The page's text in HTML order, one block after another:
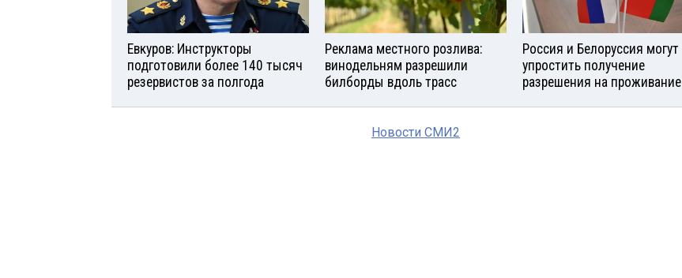
Евкуров: Инструкторы
подготовили более 140 тысяч
резервистов за полгода
Реклама местного розлива:
винодельням разрешили
билборды вдоль трасс
Россия и Белоруссия могут
упростить получение
разрешения на проживание
Новости СМИ2